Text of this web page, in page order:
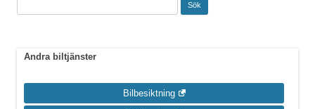
Andra biltjänster
Bilbesiktning